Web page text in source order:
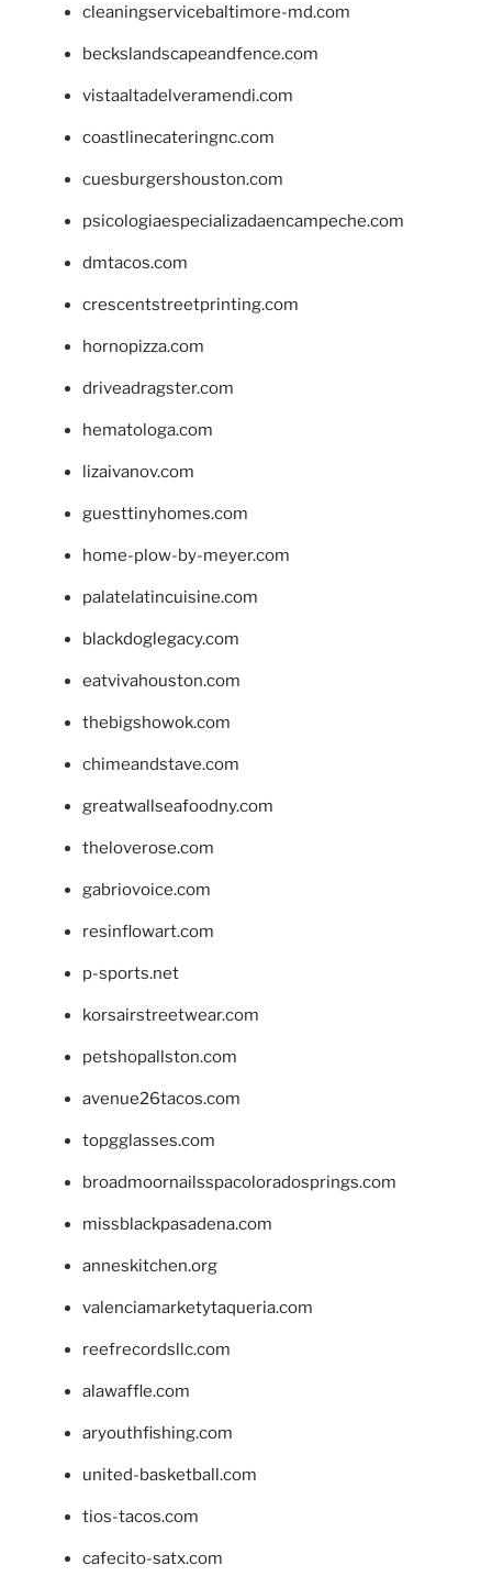
cleaningservicebaltimore-md.com
beckslandscapeandfence.com
vistaaltadelveramendi.com
coastlinecateringnc.com
cuesburgershouston.com
psicologiaespecializadaencampeche.com
dmtacos.com
crescentstreetprinting.com
hornopizza.com
driveadragster.com
hematologa.com
lizaivanov.com
guesttinyhomes.com
home-plow-by-meyer.com
palatelatincuisine.com
blackdoglegacy.com
eatvivahouston.com
thebigshowok.com
chimeandstave.com
greatwallseafoodny.com
theloverose.com
gabriovoice.com
resinflowart.com
p-sports.net
korsairstreetwear.com
petshopallston.com
avenue26tacos.com
topgglasses.com
broadmoornailsspacoloradosprings.com
missblackpasadena.com
anneskitchen.org
valenciamarketytaqueria.com
reefrecordsllc.com
alawaffle.com
aryouthfishing.com
united-basketball.com
tios-tacos.com
cafecito-satx.com